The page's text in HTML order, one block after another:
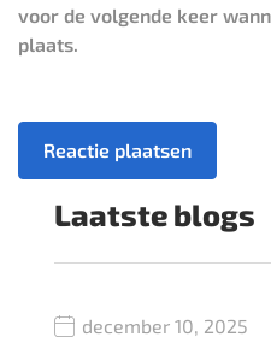
voor de volgende keer
plaats.
Laatste blogs
december 10, 2025